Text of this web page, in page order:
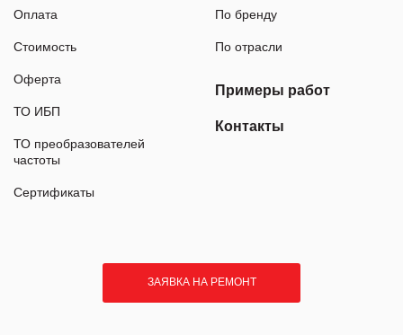
Оплата
Стоимость
Оферта
ТО ИБП
ТО преобразователей
частоты
Сертификаты
По бренду
По отрасли
Примеры работ
Контакты
ЗАЯВКА НА РЕМОНТ